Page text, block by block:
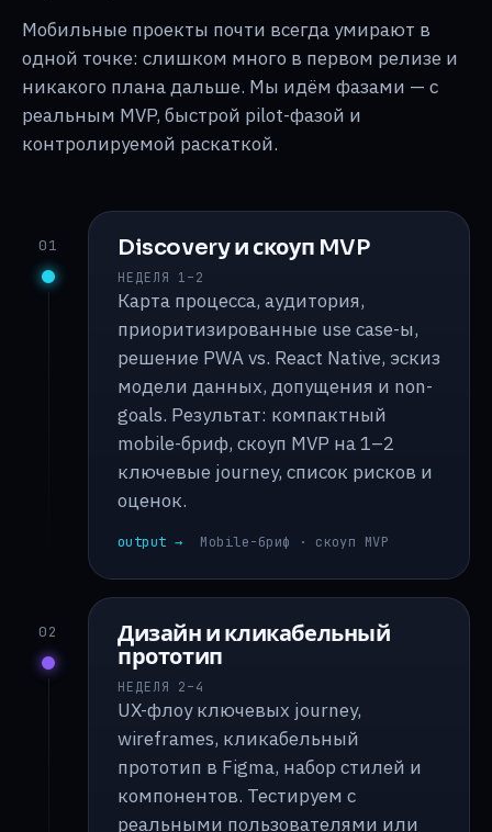
Мобильные проекты почти всегда умирают в
одной точке: слишком много в первом релизе и
никакого плана дальше. Мы идём фазами — с
реальным MVP, быстрой pilot-фазой и
контролируемой раскаткой.
01 Discovery и скоуп MVP
НЕДЕЛЯ 1–2
Карта процесса, аудитория,
приоритизированные use case-ы,
решение PWA vs. React Native, эскиз
модели данных, допущения и non-
goals. Результат: компактный
mobile-бриф, скоуп MVP на 1–2
ключевые journey, список рисков и
оценок.
output → Mobile-бриф · скоуп MVP
02
Дизайн и кликабельный
прототип
НЕДЕЛЯ 2–4
UX-флоу ключевых journey,
wireframes, кликабельный
прототип в Figma, набор стилей и
компонентов. Тестируем с
реальными пользователями или